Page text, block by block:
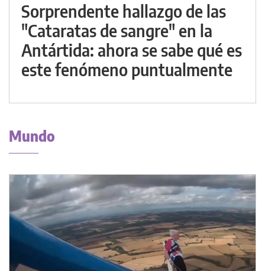
Sorprendente hallazgo de las
"Cataratas de sangre" en la
Antártida: ahora se sabe qué es
este fenómeno puntualmente
Mundo